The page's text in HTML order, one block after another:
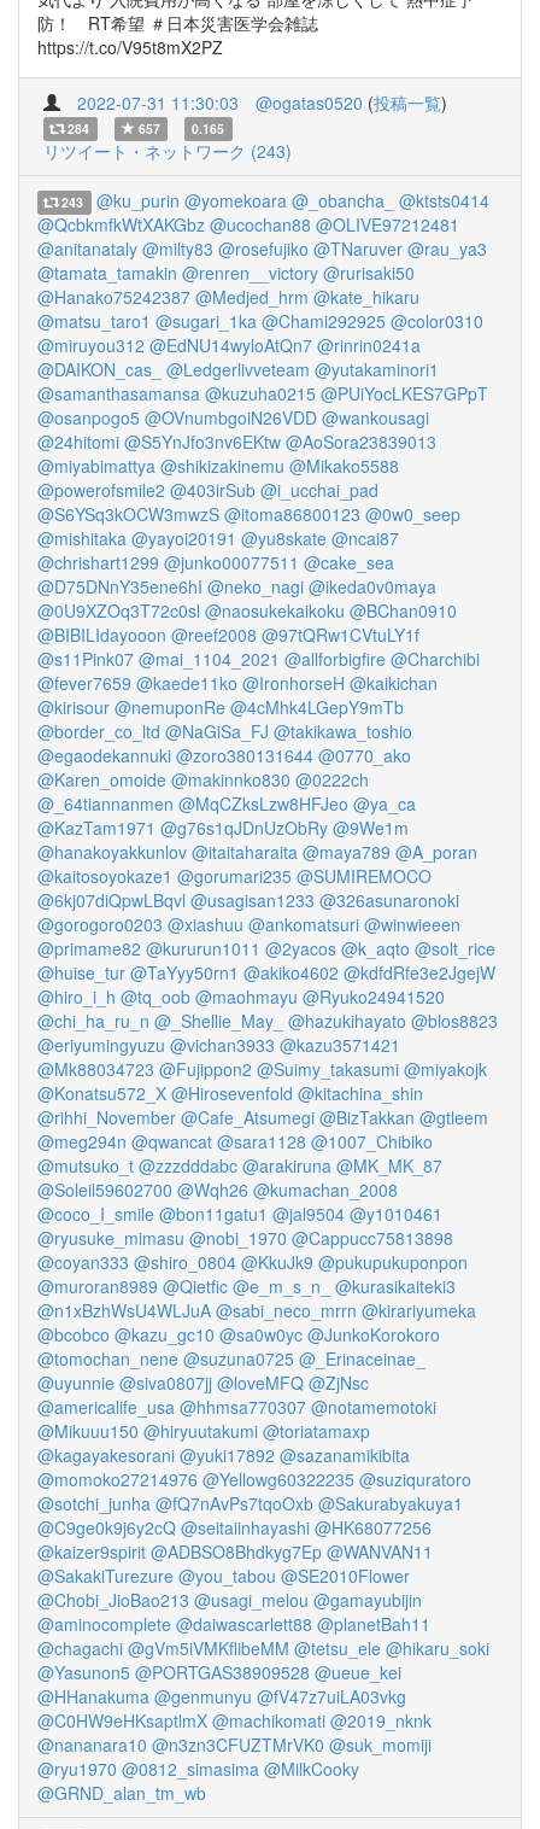
防！ RT希望 ＃日本災害医学会雑誌
https://t.co/V95t8mX2PZ
2022-07-31 11:30:03 @ogatas0520 (投稿一覧)
284 657 0.165
リツイート・ネットワーク (243)
243 @ku_purin @yomekoara @_obancha_ @ktsts0414
@QcbkmfkWtXAKGbz @ucochan88 @OLIVE97212481
@anitanataly @milty83 @rosefujiko @TNaruver @rau_ya3
@tamata_tamakin @renren__victory @rurisaki50
@Hanako75242387 @Medjed_hrm @kate_hikaru
@matsu_taro1 @sugari_1ka @Chami292925 @color0310
@miruyou312 @EdNU14wyloAtQn7 @rinrin0241a
@DAIKON_cas_ @Ledgerlivveteam @yutakaminori1
@samanthasamansa @kuzuha0215 @PUiYocLKES7GPpT
@osanpogo5 @OVnumbgoiN26VDD @wankousagi
@24hitomi @S5YnJfo3nv6EKtw @AoSora23839013
@miyabimattya @shikizakinemu @Mikako5588
@powerofsmile2 @403irSub @i_ucchai_pad
@S6YSq3kOCW3mwzS @itoma86800123 @0w0_seep
@mishitaka @yayoi20191 @yu8skate @ncai87
@chrishart1299 @junko00077511 @cake_sea
@D75DNnY35ene6hI @neko_nagi @ikeda0v0maya
@0U9XZOq3T72c0sl @naosukekaikoku @BChan0910
@BIBILIdayooon @reef2008 @97tQRw1CVtuLY1f
@s11Pink07 @mai_1104_2021 @allforbigfire @Charchibi
@fever7659 @kaede11ko @IronhorseH @kaikichan
@kirisour @nemuponRe @4cMhk4LGepY9mTb
@border_co_ltd @NaGiSa_FJ @takikawa_toshio
@egaodekannuki @zoro380131644 @0770_ako
@Karen_omoide @makinnko830 @0222ch
@_64tiannanmen @MqCZksLzw8HFJeo @ya_ca
@KazTam1971 @g76s1qJDnUzObRy @9We1m
@hanakoyakkunlov @itaitaharaita @maya789 @A_poran
@kaitosoyokaze1 @gorumari235 @SUMIREMOCO
@6kj07diQpwLBqvl @usagisan1233 @326asunaronoki
@gorogoro0203 @xiashuu @ankomatsuri @winwieeen
@primame82 @kururun1011 @2yacos @k_aqto @solt_rice
@huise_tur @TaYyy50rn1 @akiko4602 @kdfdRfe3e2JgejW
@hiro_i_h @tq_oob @maohmayu @Ryuko24941520
@chi_ha_ru_n @_Shellie_May_ @hazukihayato @blos8823
@eriyumingyuzu @vichan3933 @kazu3571421
@Mk88034723 @Fujippon2 @Suimy_takasumi @miyakojk
@Konatsu572_X @Hirosevenfold @kitachina_shin
@rihhi_November @Cafe_Atsumegi @BizTakkan @gtleem
@meg294n @qwancat @sara1128 @1007_Chibiko
@mutsuko_t @zzzdddabc @arakiruna @MK_MK_87
@Soleil59602700 @Wqh26 @kumachan_2008
@coco_I_smile @bon11gatu1 @jal9504 @y1010461
@ryusuke_mimasu @nobi_1970 @Cappucc75813898
@coyan333 @shiro_0804 @KkuJk9 @pukupukuponpon
@muroran8989 @Qietfic @e_m_s_n_
@kurasikaiteki3
@n1xBzhWsU4WLJuA @sabi_neco_mrrn @kirariyumeka
@bcobco @kazu_gc10 @sa0w0yc @JunkoKorokoro
@tomochan_nene @suzuna0725 @_Erinaceinae_
@uyunnie @siva0807jj @loveMFQ @ZjNsc
@americalife_usa @hhmsa770307 @notamemotoki
@Mikuuu150 @hiryuutakumi @toriatamaxp
@kagayakesorani @yuki17892 @sazanamikibita
@momoko27214976 @Yellowg60322235 @suziquratoro
@sotchi_junha @fQ7nAvPs7tqoOxb @Sakurabyakuya1
@C9ge0k9j6y2cQ @seitaiinhayashi @HK68077256
@kaizer9spirit @ADBSO8Bhdkyg7Ep @WANVAN11
@SakakiTurezure @you_tabou @SE2010Flower
@Chobi_JioBao213 @usagi_melou @gamayubijin
@aminocomplete @daiwascarlett88 @planetBah11
@chagachi @gVm5iVMKflibeMM @tetsu_ele @hikaru_soki
@Yasunon5 @PORTGAS38909528 @ueue_kei
@HHanakuma @genmunyu @fV47z7uiLA03vkg
@C0HW9eHKsaptlmX @machikomati @2019_nknk
@nananara10 @n3zn3CFUZTMrVK0 @suk_momiji
@ryu1970 @0812_simasima @MilkCooky
@GRND_alan_tm_wb